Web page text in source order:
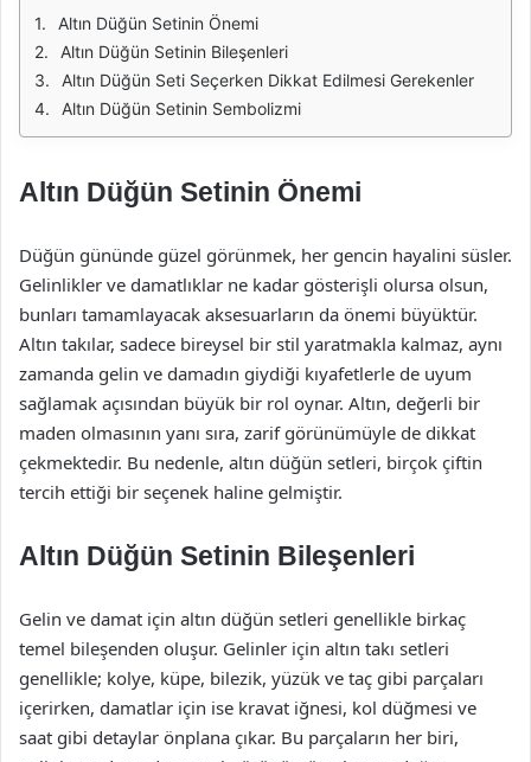
Altın Düğün Setinin Önemi
Altın Düğün Setinin Bileşenleri
Altın Düğün Seti Seçerken Dikkat Edilmesi Gerekenler
Altın Düğün Setinin Sembolizmi
Altın Düğün Setinin Önemi
Düğün gününde güzel görünmek, her gencin hayalini süsler.
Gelinlikler ve damatlıklar ne kadar gösterişli olursa olsun,
bunları tamamlayacak aksesuarların da önemi büyüktür.
Altın takılar, sadece bireysel bir stil yaratmakla kalmaz, aynı
zamanda gelin ve damadın giydiği kıyafetlerle de uyum
sağlamak açısından büyük bir rol oynar. Altın, değerli bir
maden olmasının yanı sıra, zarif görünümüyle de dikkat
çekmektedir. Bu nedenle, altın düğün setleri, birçok çiftin
tercih ettiği bir seçenek haline gelmiştir.
Altın Düğün Setinin Bileşenleri
Gelin ve damat için altın düğün setleri genellikle birkaç
temel bileşenden oluşur. Gelinler için altın takı setleri
genellikle; kolye, küpe, bilezik, yüzük ve taç gibi parçaları
içerirken, damatlar için ise kravat iğnesi, kol düğmesi ve
saat gibi detaylar önplana çıkar. Bu parçaların her biri,